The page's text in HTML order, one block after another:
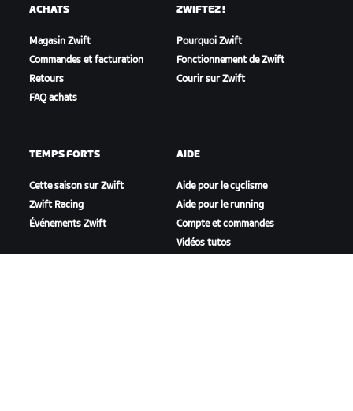
ACHATS
Magasin Zwift
Commandes et facturation
Retours
FAQ achats
ZWIFTEZ !
Pourquoi Zwift
Fonctionnement de Zwift
Courir sur Zwift
TEMPS FORTS
Cette saison sur Zwift
Zwift Racing
Événements Zwift
AIDE
Aide pour le cyclisme
Aide pour le running
Compte et commandes
Vidéos tutos